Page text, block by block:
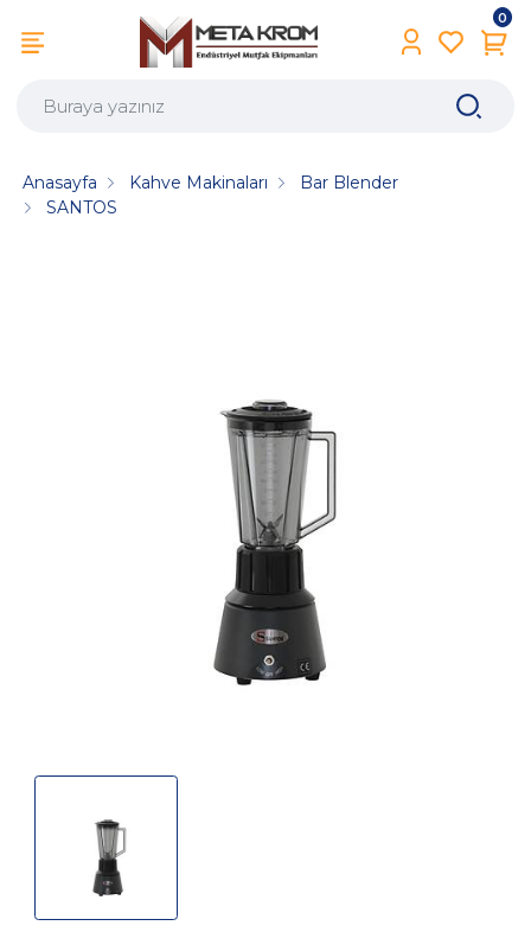
0
Anasayfa Kahve Makinaları
Bar Blender
SANTOS